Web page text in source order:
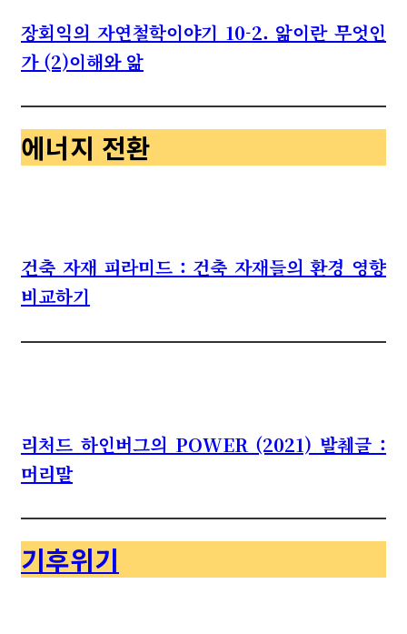
장회익의 자연철학이야기 10-2. 앎이란 무엇인
가 (2)이해와 앎
에너지 전환
건축 자재 피라미드 : 건축 자재들의 환경 영향
비교하기
리처드 하인버그의 POWER (2021) 발췌글 :
머리말
기후위기